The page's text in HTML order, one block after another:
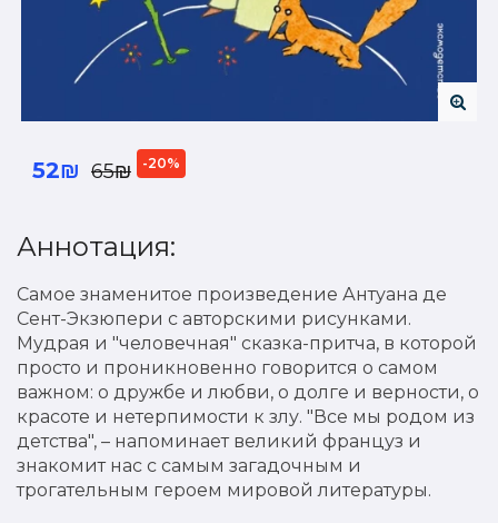
52₪ 65₪ -20%
Аннотация:
Самое знаменитое произведение Антуана де
Сент-Экзюпери с авторскими рисунками.
Мудрая и "человечная" сказка-притча, в которой
просто и проникновенно говорится о самом
важном: о дружбе и любви, о долге и верности, о
красоте и нетерпимости к злу. "Все мы родом из
детства", – напоминает великий француз и
знакомит нас с самым загадочным и
трогательным героем мировой литературы.